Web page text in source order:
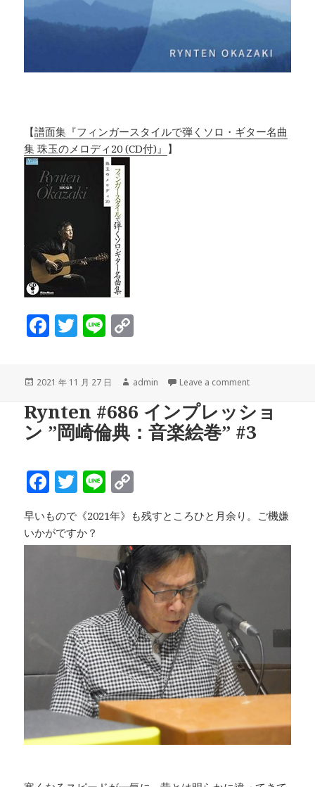
【譜面集『フィンガースタイルで弾くソロ・ギター名曲
集 珠玉のメロディ20 (CD付)』 】
F
c
e
b
o
k
T
it
te
r
Li
e p
y
Li
n
投
日:
2021 年 11 月 27 日
作
者
admin Leave a comment
Rynten #686 インプレッショ
ン ”岡崎倫典：音楽絵巻” #3
F
a
c
e
T
w
it
te
Li
n
e
o
p
y
Li
n
k
早いもので《2021年》も残すところひと月余り。ご機嫌
いかがですか？